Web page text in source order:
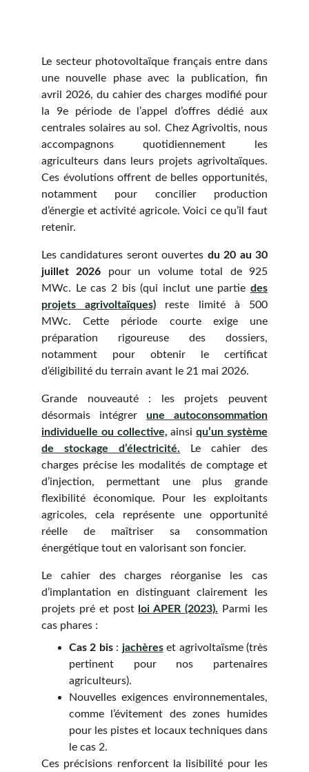
Le secteur photovoltaïque français entre dans
une nouvelle phase avec la publication, fin
avril 2026, du cahier des charges modifié pour
la 9e période de l’appel d’offres dédié aux
centrales solaires au sol. Chez Agrivoltis, nous
accompagnons quotidiennement les
agriculteurs dans leurs projets agrivoltaïques.
Ces évolutions offrent de belles opportunités,
notamment pour concilier production
d’énergie et activité agricole. Voici ce qu’il faut
retenir.
Les candidatures seront ouvertes du 20 au 30
juillet 2026 pour un volume total de 925
MWc. Le cas 2 bis (qui inclut une partie des
projets agrivoltaïques) reste limité à 500
MWc. Cette période courte exige une
préparation rigoureuse des dossiers,
notamment pour obtenir le certificat
d’éligibilité du terrain avant le 21 mai 2026.
Grande nouveauté : les projets peuvent
désormais intégrer une autoconsommation
individuelle ou collective, ainsiqu’un système
de stockage d’électricité. Le cahier des
charges précise les modalités de comptage et
d’injection, permettant une plus grande
flexibilité économique. Pour les exploitants
agricoles, cela représente une opportunité
réelle de maîtriser sa consommation
énergétique tout en valorisant son foncier.
Le cahier des charges réorganise les cas
d’implantation en distinguant clairement les
projets pré et post loi APER (2023). Parmi les
cas phares :
Cas 2 bis: jachèreset agrivoltaïsme (très
pertinent pour nos partenaires
agriculteurs).
Nouvelles exigences environnementales,
comme l’évitement des zones humides
pour les pistes et locaux techniques dans
le cas 2.
Ces précisions renforcent la lisibilité pour les